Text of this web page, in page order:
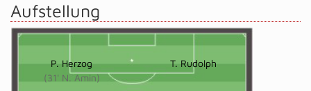
Aufstellung
P. Herzog
(31' N. Amin)
T. Rudolph